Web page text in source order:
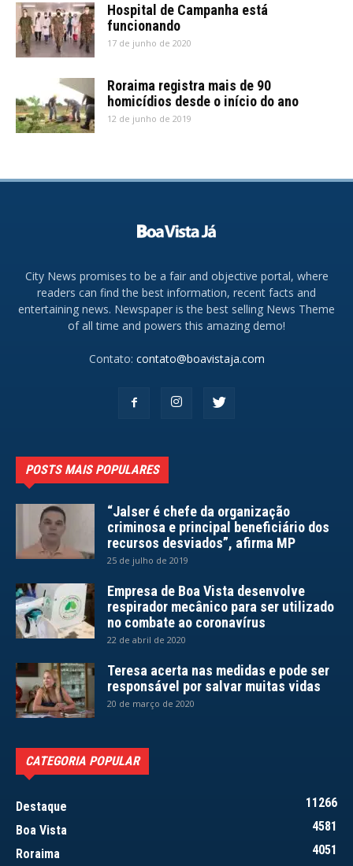
Hospital de Campanha está
funcionando
17 de junho de 2020
Roraima registra mais de 90
homicídios desde o início do ano
12 de junho de 2019
City News promises to be a fair and objective portal, where
readers can find the best information, recent facts and
entertaining news. Newspaper is the best selling News Theme
of all time and powers this amazing demo!
Contato: contato@boavistaja.com
POSTS MAIS POPULARES
“Jalser é chefe da organização
criminosa e principal beneficiário dos
recursos desviados”, afirma MP
25 de julho de 2019
Empresa de Boa Vista desenvolve
respirador mecânico para ser utilizado
no combate ao coronavírus
22 de abril de 2020
Teresa acerta nas medidas e pode ser
responsável por salvar muitas vidas
20 de março de 2020
CATEGORIA POPULAR
Destaque
11266
Boa Vista
4581
Roraima
4051